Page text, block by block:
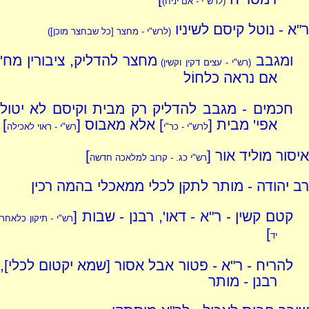
ר"א - נוטל קיסם לשיניו (לרש"י - מחצר [כל שבחצר מוכן])
ומגבב(רש"י - עצים דקין וקשין) מחצר להדליק, ציבורין מח'
אם נראה כלחוֹל
חכמים - מגבב להדליק רק מבית וקיסם לא יטול
אפי' מבית [לרש"י - כר"י] אלא מאבוס [רש"י - ראוי לאכילה]
איסור מוליד אור [רש"י כג. - קרוב למלאכה חדשה]
רב יהודה - מותר לתקן לכלי ממאכלי בהמה רכין
קטם קשין - ר"א - דאו', רבנן - שבות [רש"י - תיקון כלאחר
יד]
להריח - ר"א - פטור אבל אסור [שמא יקטום לכלי],
רבנן - מותר